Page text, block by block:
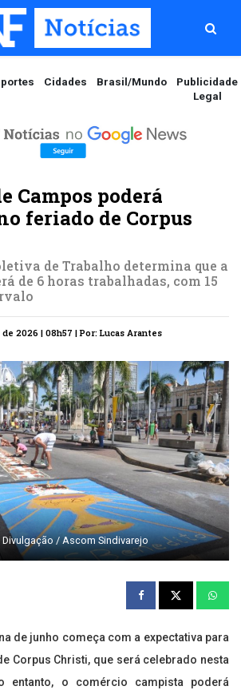
Cidades Brasil/Mundo
Publicidade
Legal
Campos poderá
feriado de Corpus
de Trabalho determina que a
de 6 horas trabalhadas, com 15
2026 | 08h57 | Por: Lucas Arantes
Divulgação / Ascom Sindivarejo
de junho começa com a expectativa para
Corpus Christi, que será celebrado nesta
entanto, o comércio campista poderá